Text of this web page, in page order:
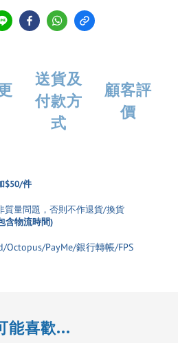
送貨及
付款方
式
顧客評
價
$50/件
質量問題，否則不作退貨/換貨
含物流時間)
Octopus/PayMe/銀行轉帳/FPS
能喜歡...